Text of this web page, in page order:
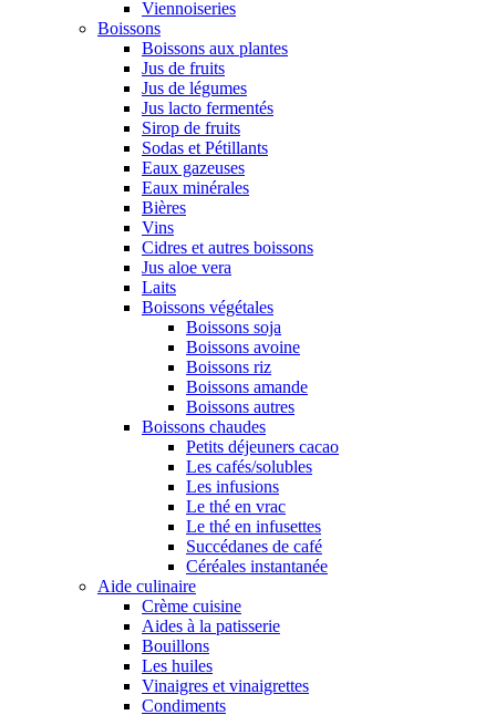
Viennoiseries
Boissons
Boissons aux plantes
Jus de fruits
Jus de légumes
Jus lacto fermentés
Sirop de fruits
Sodas et Pétillants
Eaux gazeuses
Eaux minérales
Bières
Vins
Cidres et autres boissons
Jus aloe vera
Laits
Boissons végétales
Boissons soja
Boissons avoine
Boissons riz
Boissons amande
Boissons autres
Boissons chaudes
Petits déjeuners cacao
Les cafés/solubles
Les infusions
Le thé en vrac
Le thé en infusettes
Succédanes de café
Céréales instantanée
Aide culinaire
Crème cuisine
Aides à la patisserie
Bouillons
Les huiles
Vinaigres et vinaigrettes
Condiments